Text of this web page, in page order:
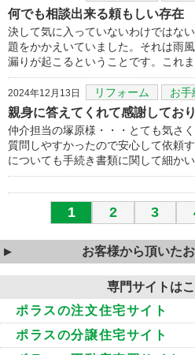
何でも相談出来る頼もしい存在
決して気に入っていないわけではな
題をかかえいていました。それは雨
漏りが起こるということです。これ
2024年12月13日 リフォーム お手
親身に答えてくれて感謝してお
仲介担当の塚原様・・・とても気さ
質問しやすかったので安心して依頼
についても手続き書類に関して細か
1 2 3
お客様から頂いた
専門サイトは
ポラスの注文住宅サイト
ポラスの分譲住宅サイト